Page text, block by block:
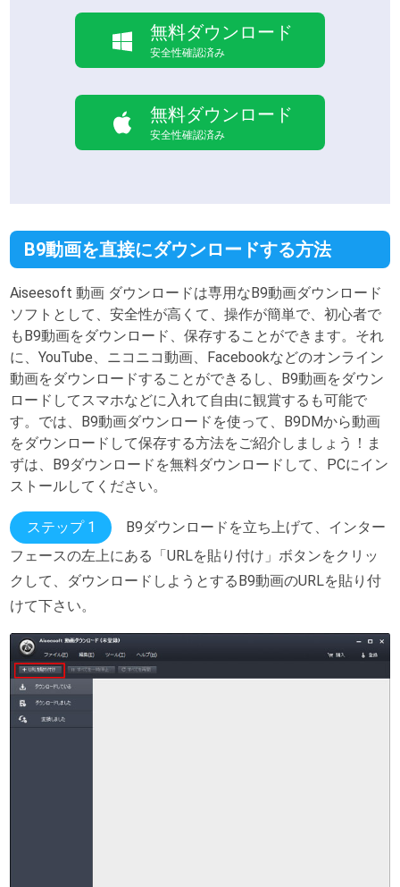
無料ダウンロード
安全性確認済み
無料ダウンロード
安全性確認済み
B9動画を直接にダウンロードする方法
Aiseesoft 動画 ダウンロードは専用なB9動画ダウンロード
ソフトとして、安全性が高くて、操作が簡単で、初心者で
もB9動画をダウンロード、保存することができます。それ
に、YouTube、ニコニコ動画、Facebookなどのオンライン
動画をダウンロードすることができるし、B9動画をダウン
ロードしてスマホなどに入れて自由に観賞するも可能で
す。では、B9動画ダウンロードを使って、B9DMから動画
をダウンロードして保存する方法をご紹介しましょう！ま
ずは、B9ダウンロードを無料ダウンロードして、PCにイン
ストールしてください。
ステップ 1
B9ダウンロードを立ち上げて、インター
フェースの左上にある「URLを貼り付け」ボタンをクリッ
クして、ダウンロードしようとするB9動画のURLを貼り付
けて下さい。